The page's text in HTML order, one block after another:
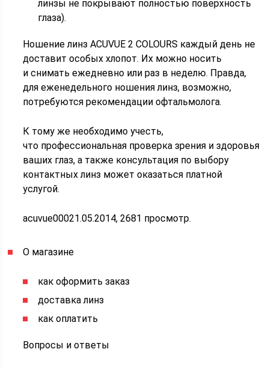
линзы не покрывают полностью поверхность
глаза).
Ношение линз ACUVUE 2 COLOURS каждый день не
доставит особых хлопот. Их можно носить
и снимать ежедневно или раз в неделю. Правда,
для еженедельного ношения линз, возможно,
потребуются рекомендации офтальмолога.
К тому же необходимо учесть,
что профессиональная проверка зрения и здоровья
ваших глаз, а также консультация по выбору
контактных линз может оказаться платной
услугой.
acuvue00021.05.2014, 2681 просмотр.
О магазине
как оформить заказ
доставка линз
как оплатить
Вопросы и ответы